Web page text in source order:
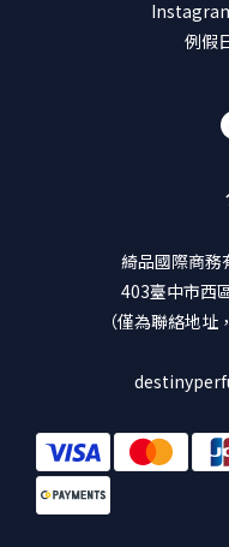
例假
綺品國際商務
403臺中市西
（僅為聯絡地址